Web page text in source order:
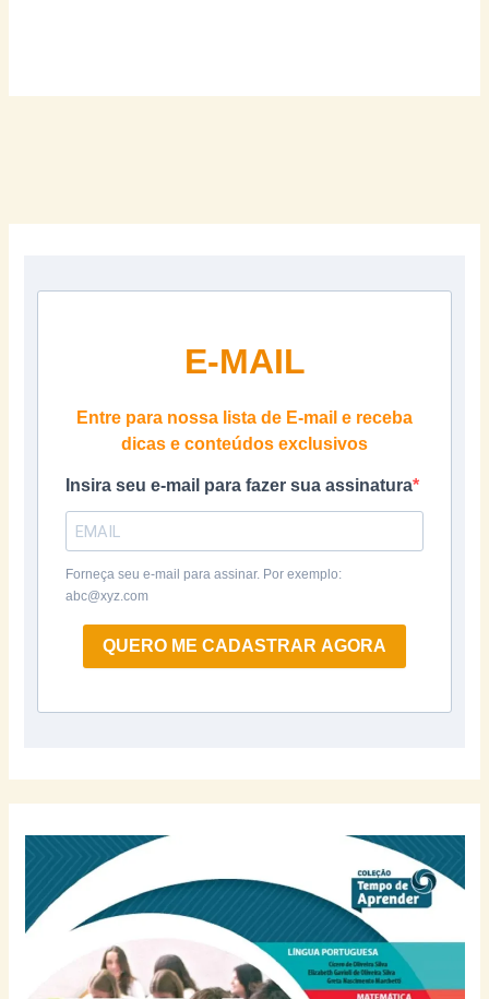
E-MAIL
Entre para nossa lista de E-mail e receba
dicas e conteúdos exclusivos
Insira seu e-mail para fazer sua assinatura
Forneça seu e-mail para assinar. Por exemplo:
abc@xyz.com
QUERO ME CADASTRAR AGORA